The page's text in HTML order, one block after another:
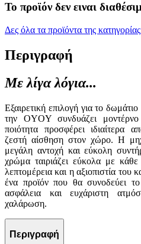
Το προϊόν δεν ειναι
Δες όλα τα προϊόντα της κατηγορίας
Περιγραφή
Με λίγα λόγια...
Εξαιρετική επιλογή για το
την OYOY συνδυάζει
ποιότητα προσφέρει ιδιαίτερα
ζεστή αίσθηση στον χώρο. Η
μεγάλη αντοχή και εύκολη
χρώμα ταιριάζει εύκολα με
λεπτομέρεια και η αξιοπιστία
ένα προϊόν που θα συνοδεύει το
ασφάλεια και ευχάριστη
χαλάρωση.
Περιγραφή